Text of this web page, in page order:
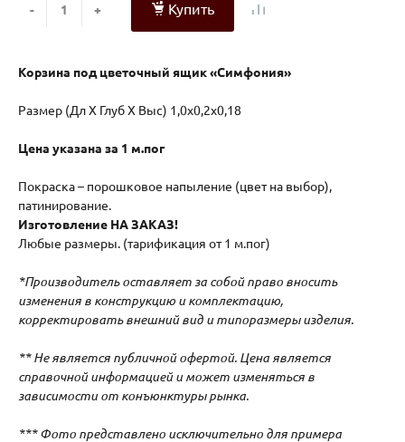
- + Купить
Корзина под цветочный ящик «Симфония»
Размер (Дл Х Глуб Х Выс) 1,0х0,2х0,18
Цена указана за 1 м.пог
Покраска – порошковое напыление (цвет на выбор),
патинирование.
Изготовление НА ЗАКАЗ!
Любые размеры. (тарификация от 1 м.пог)
*Производитель оставляет за собой право вносить
изменения в конструкцию и комплектацию,
корректировать внешний вид и типоразмеры изделия.
** Не является публичной офертой. Цена является
справочной информацией и может изменяться в
зависимости от конъюнктуры рынка.
*** Фото представлено исключительно для примера